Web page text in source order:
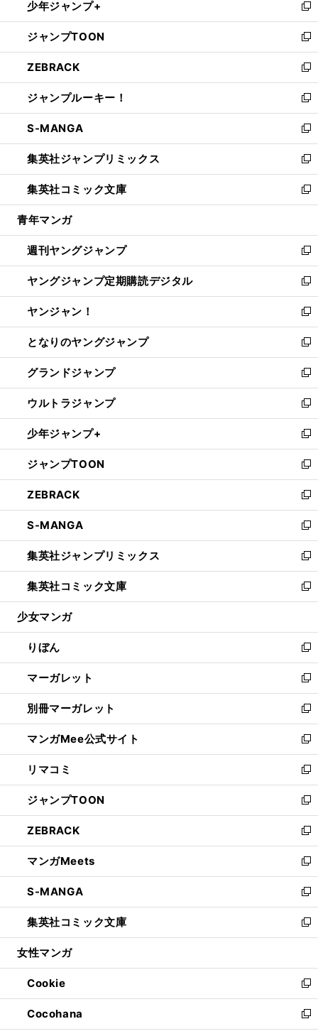
で
開
く
ド
ウ
で
開
く
ィ
ン
ド
ウ
で
開
く
い
ウ
ィ
ン
ド
ウ
で
開
く
少年ジャンプ+
新
し
い
ウ
ィ
ン
ド
ウ
で
開
く
ジャンプTOON
新
し
い
ウ
ィ
ン
ド
ウ
で
開
く
ZEBRACK
新
し
い
ウ
ィ
ン
ド
ウ
で
開
ジャンプルーキー！
新
し
い
ウ
ィ
ン
ド
ウ
開
く
S-MANGA
新
し
い
ウ
ィ
ン
ウ
で
開
く
集英社ジャンプリミックス
新
し
い
ウ
ン
ド
ウ
で
開
く
集英社コミック文庫
新
し
ウ
ィ
ン
ド
ウ
で
開
く
青年マンガ
週刊ヤングジャンプ
新
し
い
ウ
ィ
ン
ド
ウ
で
開
く
ヤングジャンプ定期購読デジタル
新
し
い
ウ
ィ
ン
ド
ウ
で
開
く
ヤンジャン！
新
し
い
ウ
ィ
ン
ド
ウ
で
開
く
となりのヤングジャンプ
新
し
い
ウ
ィ
ン
ド
ウ
で
開
く
グランドジャンプ
新
し
い
ウ
ィ
ン
ド
ウ
で
開
く
ウルトラジャンプ
新
し
い
ウ
ィ
ン
ド
ウ
で
開
く
少年ジャンプ+
新
し
い
ウ
ィ
ン
ド
ウ
で
開
く
ジャンプTOON
新
し
い
ウ
ィ
ン
ド
ウ
で
開
ZEBRACK
新
し
い
ウ
ィ
ン
ド
ウ
開
く
S-MANGA
新
し
い
ウ
ィ
ン
ウ
で
開
く
集英社ジャンプリミックス
新
し
い
ウ
ン
ド
ウ
で
開
く
集英社コミック文庫
新
し
ウ
ィ
ン
ド
ウ
で
開
く
少女マンガ
りぼん
新
し
い
ウ
ィ
ン
ド
ウ
で
開
く
マーガレット
新
し
い
ウ
ィ
ン
ド
ウ
で
開
く
別冊マーガレット
新
し
い
ウ
ィ
ン
ド
ウ
で
開
く
マンガMee公式サイト
新
し
い
ウ
ィ
ン
ド
ウ
で
開
く
リマコミ
新
し
い
ウ
ィ
ン
ド
ウ
で
開
く
ジャンプTOON
新
し
い
ウ
ィ
ン
ド
ウ
で
開
ZEBRACK
新
し
い
ウ
ィ
ン
ド
ウ
開
く
マンガMeets
新
し
い
ウ
ィ
ン
ウ
で
開
く
S-MANGA
新
し
い
ウ
ン
ド
ウ
で
開
集英社コミック文庫
新
し
ウ
ィ
ン
ド
ウ
女性マンガ
Cookie
新
し
い
ウ
Cocohana
新
し